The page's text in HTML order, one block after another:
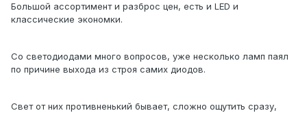
Большой ассортимент и разброс цен, есть и LED и
классические экономки.
Со светодиодами много вопросов, уже несколько ламп паял
по причине выхода из строя самих диодов.
Свет от них противненький бывает, сложно ощутить сразу,